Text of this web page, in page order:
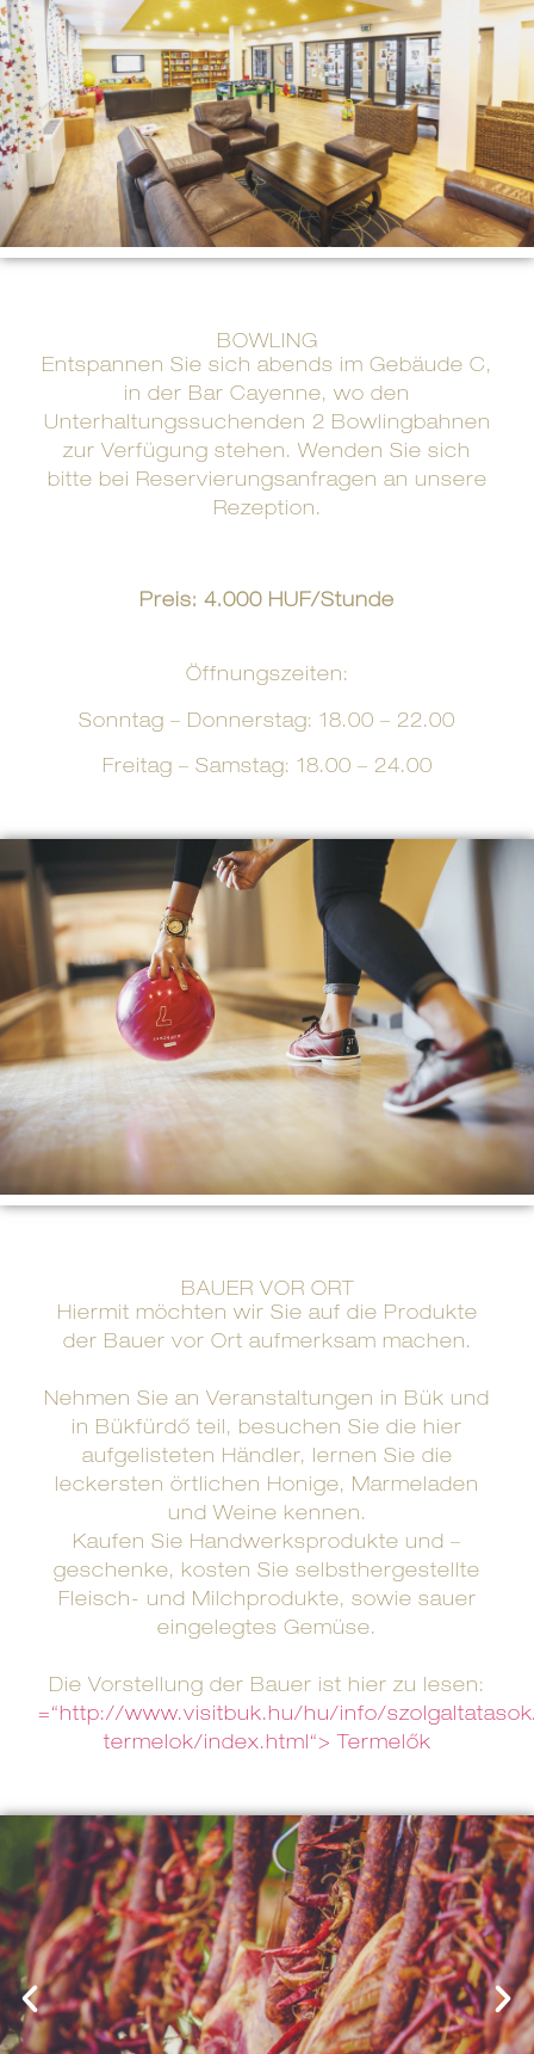
BOWLING
Entspannen Sie sich abends im Gebäude C,
in der Bar Cayenne, wo den
Unterhaltungssuchenden 2 Bowlingbahnen
zur Verfügung stehen. Wenden Sie sich
bitte bei Reservierungsanfragen an unsere
Rezeption.
Preis: 4.000 HUF/Stunde
Öffnungszeiten:
Sonntag – Donnerstag: 18.00 – 22.00
Freitag – Samstag: 18.00 – 24.00
BAUER VOR ORT
Hiermit möchten wir Sie auf die Produkte
der Bauer vor Ort aufmerksam machen.
Nehmen Sie an Veranstaltungen in Bük und
in Bükfürdő teil, besuchen Sie die hier
aufgelisteten Händler, lernen Sie die
leckersten örtlichen Honige, Marmeladen
und Weine kennen.
Kaufen Sie Handwerksprodukte und –
geschenke, kosten Sie selbsthergestellte
Fleisch- und Milchprodukte, sowie sauer
eingelegtes Gemüse.
Die Vorstellung der Bauer ist hier zu lesen:
=“http://www.visitbuk.hu/hu/info/
termelok/index.html“> Termelők